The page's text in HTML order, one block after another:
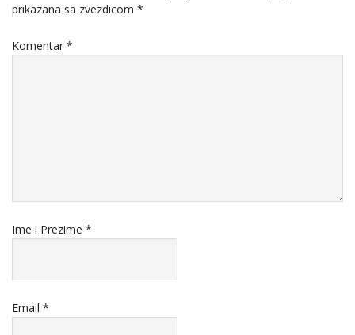
prikazana sa zvezdicom *
Komentar *
Ime i Prezime *
Email *